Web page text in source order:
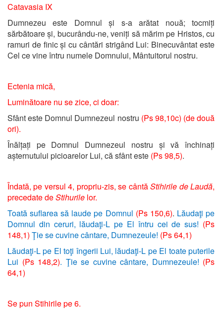
Catavasia IX
Dumnezeu este Domnul și s-a arătat nouă; tocmiți
sărbătoare și, bucurându-ne, veniți să mărim pe Hristos, cu
ramuri de finic și cu cântări strigând Lui: Binecuvântat este
Cel ce vine întru numele Domnului, Mântuitorul nostru.
Ectenia mică,
Luminătoare nu se zice, ci doar:
Sfânt este Domnul Dumnezeul nostru (Ps 98,10c) (de două
ori).
Înălțați pe Domnul Dumnezeul nostru și vă închinați
așternutului picioarelor Lui, că sfânt este (Ps 98,5).
Îndată, pe versul 4, propriu-zis, se cântăStihirile de Laudă,
precedate deStihurile lor.
Toată suflarea să laude pe Domnul (Ps 150,6). Lăudaţi pe
Domnul din ceruri, lăudaţi-L pe El întru cei de sus! (Ps
148,1) Ţie se cuvine cântare, Dumnezeule! (Ps 64,1)
Lăudaţi-L pe El toţi îngerii Lui, lăudaţi-L pe El toate puterile
Lui (Ps 148,2). Ţie se cuvine cântare, Dumnezeule! (Ps
64,1)
Se pun Stihirile pe 6.